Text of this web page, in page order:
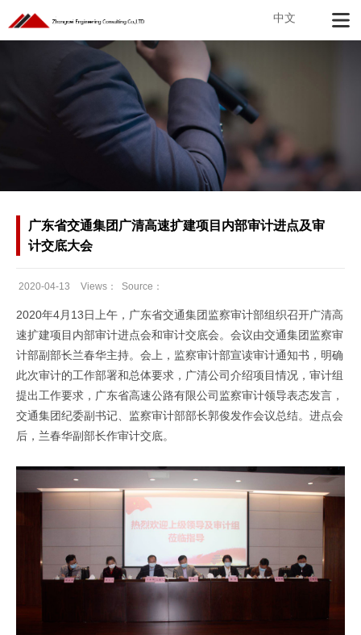
中文
广东省交通集团广清高速扩建项目内部审计进点及审
计交底大会
2020-04-13 Views： Source：
2020年4月13日上午，广东省交通集团监察审计部组织召开广清高
速扩建项目内部审计进点会和审计交底会。会议由交通集团监察审
计部副部长兰春华主持。会上，监察审计部宣读审计通知书，明确
此次审计的工作部署和总体要求，广清公司介绍项目情况，审计组
提出工作要求，广东省高速公路有限公司监察审计领导表态发言，
交通集团纪委副书记、监察审计部部长郭俊发作会议总结。进点会
后，兰春华副部长作审计交底。